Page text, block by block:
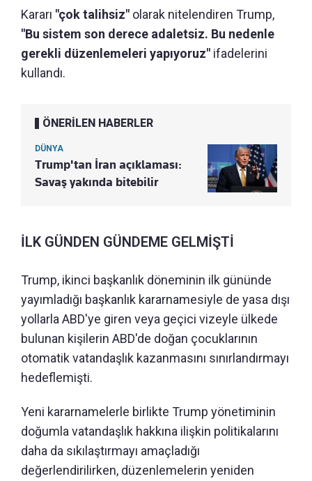
Kararı "çok talihsiz" olarak nitelendiren Trump,
"Bu sistem son derece adaletsiz. Bu nedenle
gerekli düzenlemeleri yapıyoruz" ifadelerini
kullandı.
ÖNERİLEN HABERLER
DÜNYA
Trump'tan İran açıklaması:
Savaş yakında bitebilir
İLK GÜNDEN GÜNDEME GELMİŞTİ
Trump, ikinci başkanlık döneminin ilk gününde
yayımladığı başkanlık kararnamesiyle de yasa dışı
yollarla ABD'ye giren veya geçici vizeyle ülkede
bulunan kişilerin ABD'de doğan çocuklarının
otomatik vatandaşlık kazanmasını sınırlandırmayı
hedeflemişti.
Yeni kararnamelerle birlikte Trump yönetiminin
doğumla vatandaşlık hakkına ilişkin politikalarını
daha da sıkılaştırmayı amaçladığı
değerlendirilirken, düzenlemelerin yeniden